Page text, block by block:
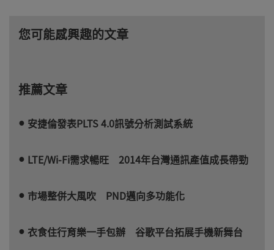
您可能感興趣的文章
推薦文章
安捷倫發表PLTS 4.0訊號分析測試系統
LTE/Wi-Fi需求暢旺 2014年台灣通訊產值成長帶勁
市場整併大風吹 PND邁向多功能化
衣食住行育樂一手包辦 谷歌平台拓展手機新舞台